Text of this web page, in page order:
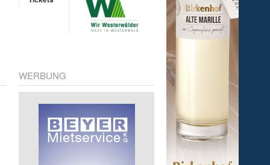
WERBUNG